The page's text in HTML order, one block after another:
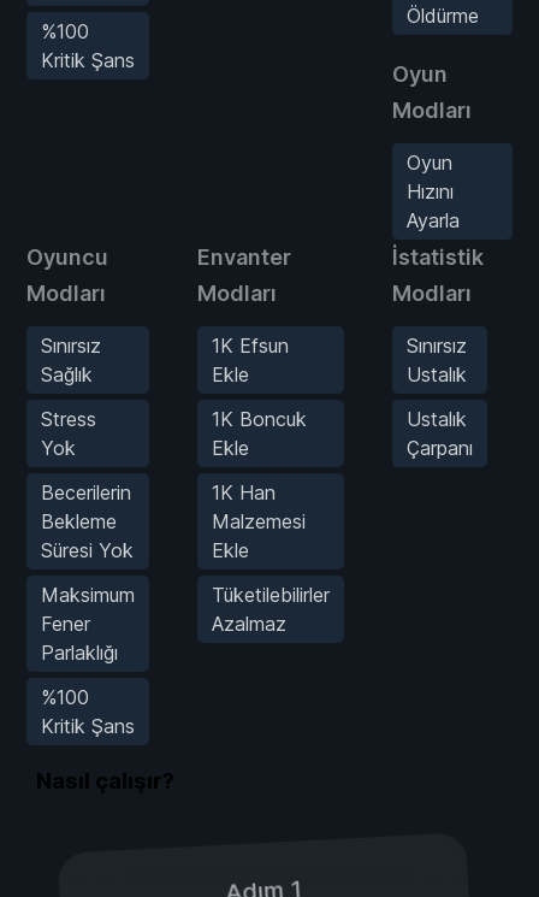
%100
Kritik Şans
Öldürme
Oyun
Modları
Oyun
Hızını
Ayarla
Oyuncu
Modları
Sınırsız
Sağlık
Stress
Yok
Becerilerin
Bekleme
Süresi Yok
Maksimum
Fener
Parlaklığı
%100
Kritik Şans
Envanter
Modları
1K Efsun
Ekle
1K Boncuk
Ekle
1K Han
Malzemesi
Ekle
Tüketilebilirler
Azalmaz
İstatistik
Modları
Sınırsız
Ustalık
Ustalık
Çarpanı
Nasıl çalışır?